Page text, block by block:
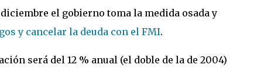
el gobierno toma la medida osada y
y cancelar la deuda con el FMI.
será del 12 % anual (el doble de la de 2004)